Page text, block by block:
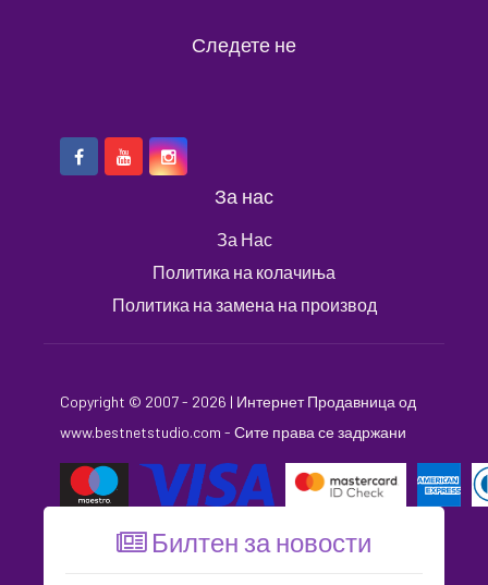
Следете не
За нас
За Нас
Политика на колачиња
Политика на замена на производ
Copyright © 2007 - 2026 | Интернет Продавница од
www.bestnetstudio.com - Сите права се задржани
Билтен за новости